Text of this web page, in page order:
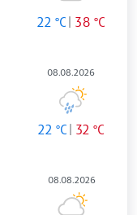
22 °C 38 °C
08.08.2026
22 °C 32 °C
08.08.2026